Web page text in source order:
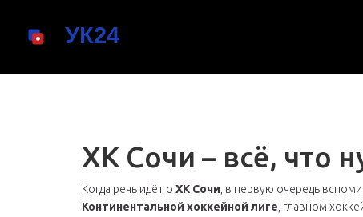
ХК Сочи – всё, что
Когда речь идёт о ХК Сочи , в первую очередь
Континентальной хоккейной лиге главном